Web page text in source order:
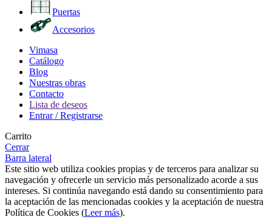
Puertas
Accesorios
Vimasa
Catálogo
Blog
Nuestras obras
Contacto
Lista de deseos
Entrar / Registrarse
Carrito
Cerrar
Barra lateral
Este sitio web utiliza cookies propias y de terceros para analizar su
navegación y ofrecerle un servicio más personalizado acorde a sus
intereses. Si continúa navegando está dando su consentimiento para
la aceptación de las mencionadas cookies y la aceptación de nuestra
Política de Cookies (Leer más).